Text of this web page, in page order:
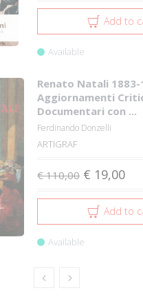
Add to
Available
Renato Natali 1883-
Aggiornamenti
Documentari con ...
Ferdinando Donzelli
ARTIGRAF
€ 110,00 € 19,00
Add to
Available